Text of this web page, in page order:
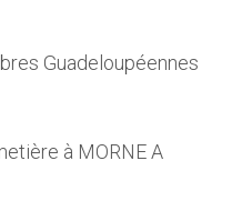
Guadeloupéennes
à MORNE A